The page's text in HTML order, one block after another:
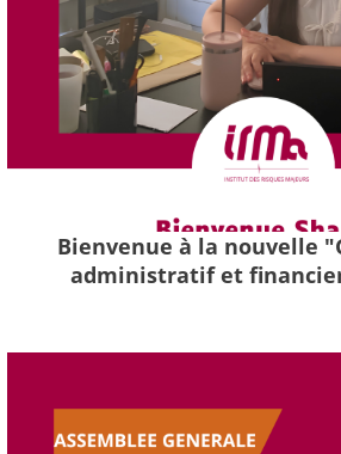
Bienvenue à la nouvelle
administratif et